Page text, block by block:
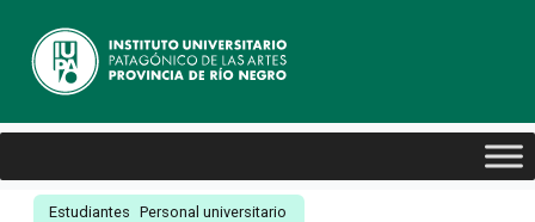
Estudiantes Personal universitario